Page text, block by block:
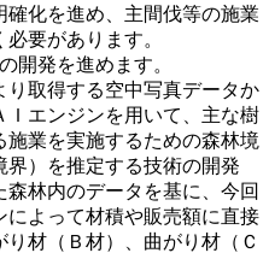
化を進め、主間伐等の施業
要があります。
開発を進めます。
り取得する空中写真データか
Ｉエンジンを用いて、主な樹
業を実施するための森林境
）を推定する技術の開発
林内のデータを基に、今回
によって材積や販売額に直接
材（Ｂ材）、曲がり材（Ｃ